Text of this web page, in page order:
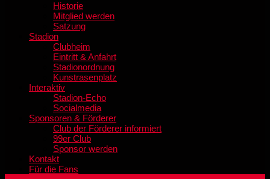
Historie
Mitglied werden
Satzung
Stadion
Clubheim
Eintritt & Anfahrt
Stadionordnung
Kunstrasenplatz
Interaktiv
Stadion-Echo
Socialmedia
Sponsoren & Förderer
Club der Förderer informiert
99er Club
Sponsor werden
Kontakt
Für die Fans